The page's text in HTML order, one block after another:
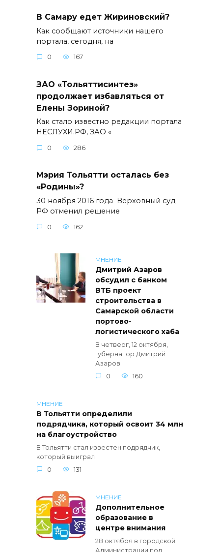
В Самару едет Жириновский?
Как сообщают источники нашего
портала, сегодня, на
0 167
ЗАО «Тольяттисинтез»
продолжает избавляться от
Елены Зориной?
Как стало известно редакции портала
НЕСЛУХИ.РФ, ЗАО «
0 286
Мэрия Тольятти осталась без
«Родины»?
30 ноября 2016 года Верховный суд
РФ отменил решение
0 162
МНЕНИЕ
Дмитрий Азаров
обсудил с банком
ВТБ проект
строительства в
Самарской области
портово-
логистического хаба
В четверг, 12 октября,
Губернатор Дмитрий
Азаров
0
160
МНЕНИЕ
В Тольятти определили
подрядчика, который освоит 34 млн
на благоустройство
В Тольятти стал известен подрядчик,
который выиграл
0
131
МНЕНИЕ
Дополнительное
образование в
центре внимания
28 октября в городской
Администрации под